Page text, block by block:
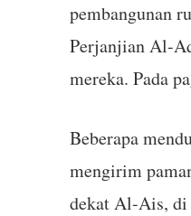
pembangunan
Perjanjian Al-
mereka. Pada
Beberapa
mengirim
dekat Al-Ais, di